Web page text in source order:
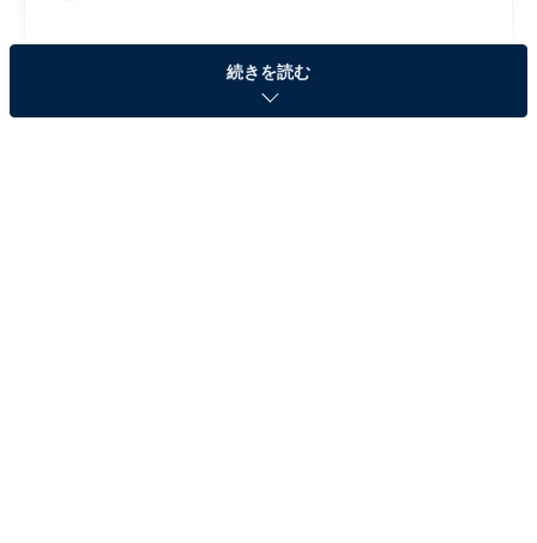
続きを読む